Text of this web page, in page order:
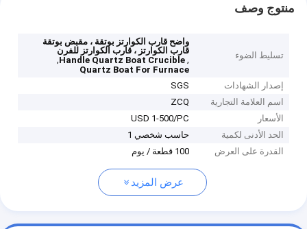
منتوج وصف
تسليط الضوء
واضح قارب الكوارتز بوتقة ، مقبض بوتقة
قارب الكوارتز ، قارب الكوارتز للفرن
,
Handle Quartz Boat Crucible
,
Quartz Boat For Furnace
إصدار الشهادات
SGS
اسم العلامة التجارية
ZCQ
الأسعار
USD 1-500/PC
الحد الأدنى لكمية
حاسب شخصي 1
القدرة على العرض
100 قطعة / يوم
عرض المزيد